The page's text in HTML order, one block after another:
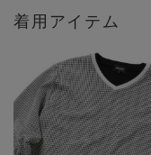
着用アイテム